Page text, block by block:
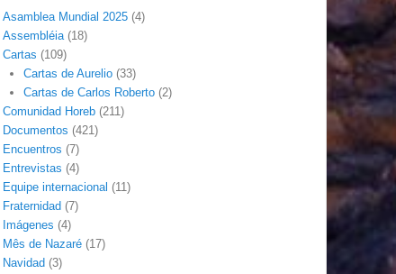
Asamblea Mundial 2025 (4)
Assembléia(18)
Cartas (109)
Cartas de Aurelio(33)
Cartas de Carlos Roberto(2)
Comunidad Horeb (211)
Documentos (421)
Encuentros (7)
Entrevistas (4)
Equipe internacional (11)
Fraternidad (7)
Imágenes (4)
Mês de Nazaré (17)
Navidad (3)